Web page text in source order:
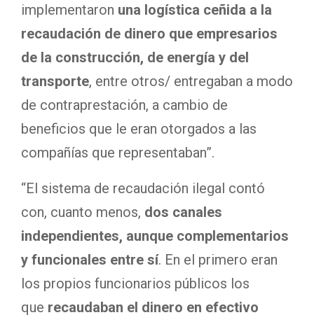
implementaron una logística ceñida a la
recaudación de dinero que empresarios
de la construcción, de energía y del
transporte, entre otros/ entregaban a modo
de contraprestación, a cambio de
beneficios que le eran otorgados a las
compañías que representaban”.
“El sistema de recaudación ilegal contó
con, cuanto menos, dos canales
independientes, aunque complementarios
y funcionales entre sí. En el primero eran
los propios funcionarios públicos los
que recaudaban el dinero en efectivo